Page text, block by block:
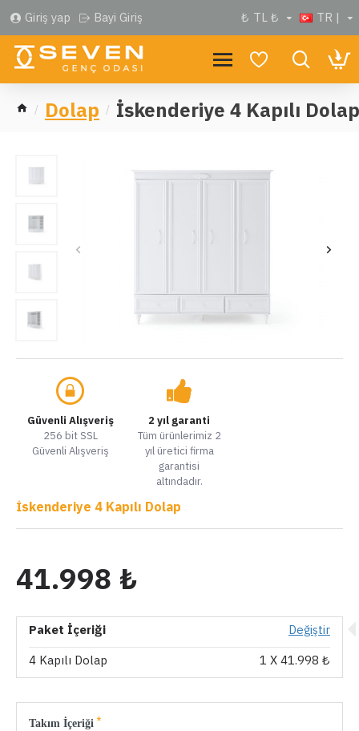
Giriş yap Bayi Giriş ₺ TL ₺ TR |
Dolap İskenderiye 4 Kapılı Dolap
Güvenli Alışveriş
256 bit SSL
Güvenli Alışveriş
2 yıl garanti
Tüm ürünlerimiz 2
yıl üretici firma
garantisi
altındadır.
İskenderiye 4 Kapılı Dolap
41.998 ₺
Paket İçeriği
Değiştir
4 Kapılı Dolap
1 X 41.998 ₺
Takım İçeriği